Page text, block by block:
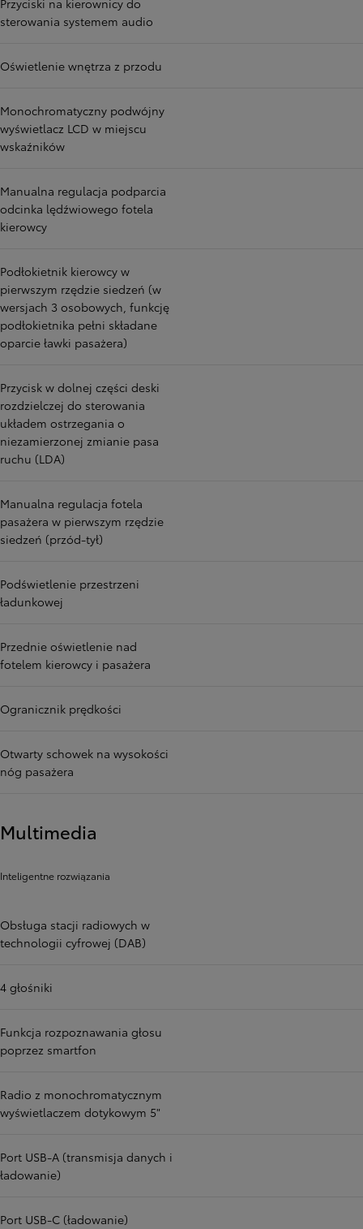
Przyciski na kierownicy do
sterowania systemem audio
Oświetlenie wnętrza z przodu
Monochromatyczny podwójny
wyświetlacz LCD w miejscu
wskaźników
Manualna regulacja podparcia
odcinka lędźwiowego fotela
kierowcy
Podłokietnik kierowcy w
pierwszym rzędzie siedzeń (w
wersjach 3 osobowych, funkcję
podłokietnika pełni składane
oparcie ławki pasażera)
Przycisk w dolnej części deski
rozdzielczej do sterowania
układem ostrzegania o
niezamierzonej zmianie pasa
ruchu (LDA)
Manualna regulacja fotela
pasażera w pierwszym rzędzie
siedzeń (przód-tył)
Podświetlenie przestrzeni
ładunkowej
Przednie oświetlenie nad
fotelem kierowcy i pasażera
Ogranicznik prędkości
Otwarty schowek na wysokości
nóg pasażera
Multimedia
Inteligentne rozwiązania
Obsługa stacji radiowych w
technologii cyfrowej (DAB)
4 głośniki
Funkcja rozpoznawania głosu
poprzez smartfon
Radio z monochromatycznym
wyświetlaczem dotykowym 5"
Port USB-A (transmisja danych i
ładowanie)
Port USB-C (ładowanie)